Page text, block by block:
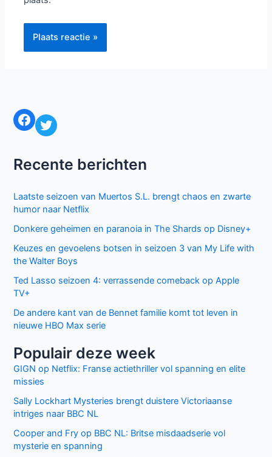
Facebook Twitter
Recente berichten
Laatste seizoen van Muertos S.L. brengt chaos en zwarte
humor naar Netflix
Donkere geheimen en paranoia in The Shards op Disney+
Keuzes en gevoelens botsen in seizoen 3 van My Life with
the Walter Boys
Ted Lasso seizoen 4: verrassende comeback op Apple
TV+
De andere kant van de Bennet familie komt tot leven in
nieuwe HBO Max serie
Populair deze week
GIGN op Netflix: Franse actiethriller vol spanning en elite
missies
Sally Lockhart Mysteries brengt duistere Victoriaanse
intriges naar BBC NL
Cooper and Fry op BBC NL: Britse misdaadserie vol
mysterie en spanning